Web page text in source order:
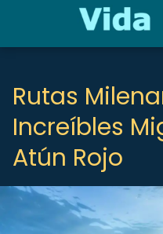
Rutas
Increíbles
Atún Rojo